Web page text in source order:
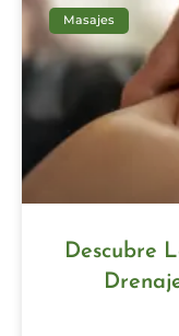
Masajes
Descubre